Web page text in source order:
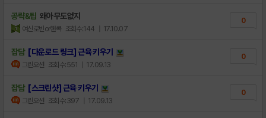
공략&팁 왜아무도없지
여신로빈or핸콕 조회수:144 | 17.10.07
0
잡담 [다운로드 링크] 근육 키우기
그린오션 조회수:551 | 17.09.13
0
잡담 [스크린샷] 근육 키우기
그린오션 조회수:397 | 17.09.13
0